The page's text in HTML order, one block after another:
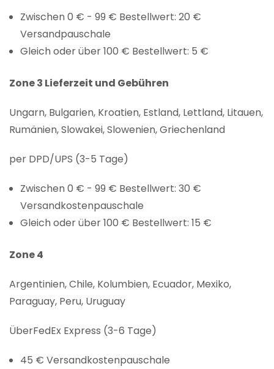
Zwischen 0 € - 99 € Bestellwert: 20 €
Versandpauschale
Gleich oder über 100 € Bestellwert: 5 €
Zone 3 Lieferzeit und Gebühren
Ungarn, Bulgarien, Kroatien, Estland, Lettland, Litauen,
Rumänien, Slowakei, Slowenien, Griechenland
per DPD/UPS (3-5 Tage)
Zwischen 0 € - 99 € Bestellwert: 30 €
Versandkostenpauschale
Gleich oder über 100 € Bestellwert: 15 €
Zone 4
Argentinien, Chile, Kolumbien, Ecuador, Mexiko,
Paraguay, Peru, Uruguay
ÜberFedEx Express (3-6 Tage)
45 € Versandkostenpauschale